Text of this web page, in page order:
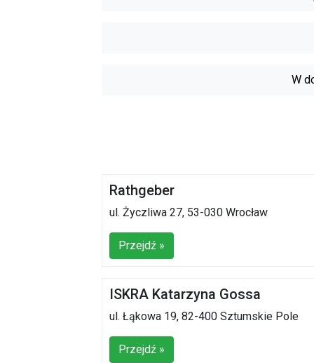
W
Rathgeber
ul. Życzliwa 27, 53-030 Wrocław
Przejdź »
ISKRA Katarzyna Gossa
ul. Łąkowa 19, 82-400 Sztumskie Pole
Przejdź »